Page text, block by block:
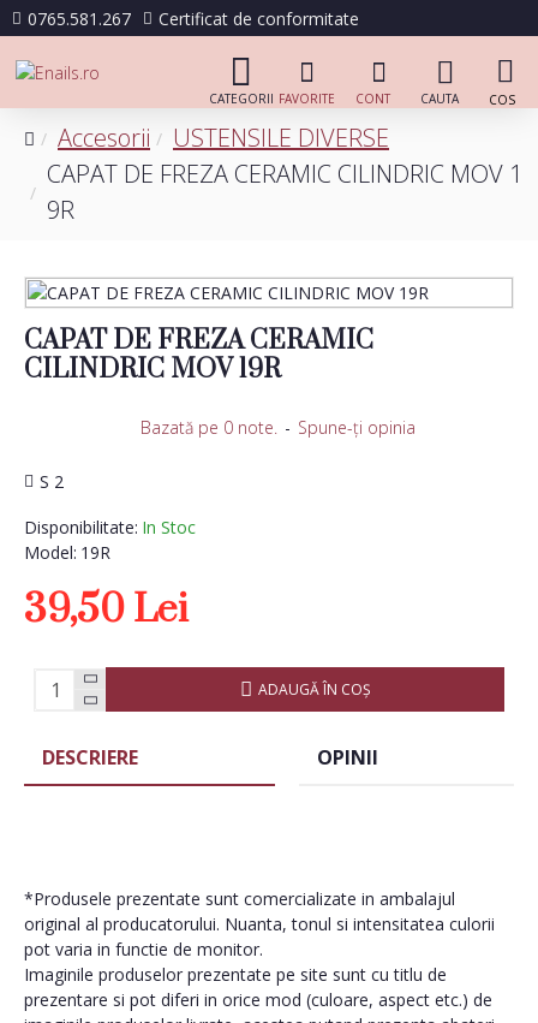
0765.581.267 Certificat de conformitate
Accesorii
USTENSILE DIVERSE
CAPAT DE FREZA CERAMIC CILINDRIC MOV 1
9R
CAPAT DE FREZA CERAMIC
CILINDRIC MOV 19R
Disponibilitate: In Stoc
Model: 19R
S 2
Bazată pe 0 note. - Spune-ţi opinia
39,50 Lei
ADAUGĂ ÎN COŞ
DESCRIERE OPINII
*Produsele prezentate sunt comercializate in ambalajul
original al producatorului. Nuanta, tonul si intensitatea culorii
pot varia in functie de monitor.
Imaginile produselor prezentate pe site sunt cu titlu de
prezentare si pot diferi in orice mod (culoare, aspect etc.) de